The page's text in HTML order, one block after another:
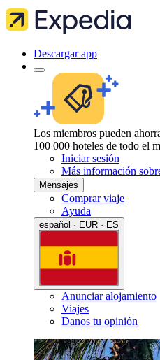
Descargar app
Los miembros pueden
100 000 hoteles de todo el
Iniciar sesión
Más información
Mensajes
Comprar viaje
Ayuda
español · EUR · ES
Anunciar alojamiento
Viajes
Danos tu opinión